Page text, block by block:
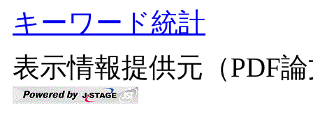
キーワード統計
表示情報提供元（PDF